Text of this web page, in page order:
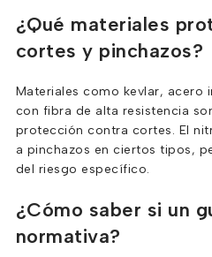
¿Qué materiales
cortes y pinchazos?
Materiales como kevlar, acero
con fibra de alta resistencia
protección contra cortes. El
a pinchazos en ciertos tipos,
del riesgo específico.
¿Cómo saber si un
normativa?